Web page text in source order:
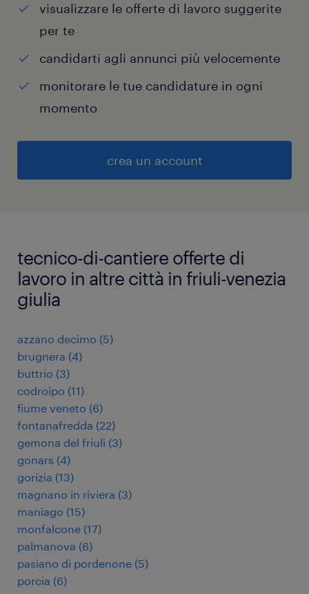
visualizzare le offerte di lavoro suggerite
per te
candidarti agli annunci più velocemente
monitorare le tue candidature in ogni
momento
crea un account
tecnico-di-cantiere offerte di
lavoro in altre città in friuli-venezia
giulia
azzano decimo (5)
brugnera (4)
buttrio (3)
codroipo (11)
fiume veneto (6)
fontanafredda (22)
gemona del friuli (3)
gonars (4)
gorizia (13)
magnano in riviera (3)
maniago (15)
monfalcone (17)
palmanova (6)
pasiano di pordenone (5)
porcia (6)